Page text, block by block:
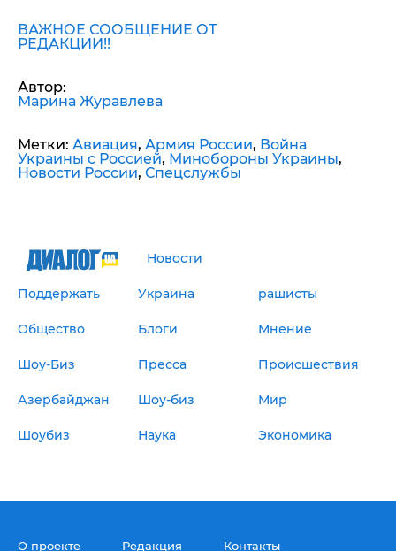
ВАЖНОЕ СООБЩЕНИЕ ОТ
РЕДАКЦИИ!!
Автор:
Марина Журавлева
Метки: Авиация, Армия России, Война
Украины с Россией, Минобороны Украины,
Новости России, Спецслужбы
Новости
Поддержать Украина рашисты
Общество Блоги Мнение
Шоу-Биз Пресса Происшествия
Азербайджан Шоу-биз Мир
Шоубиз Наука Экономика
О проекте Редакция Контакты